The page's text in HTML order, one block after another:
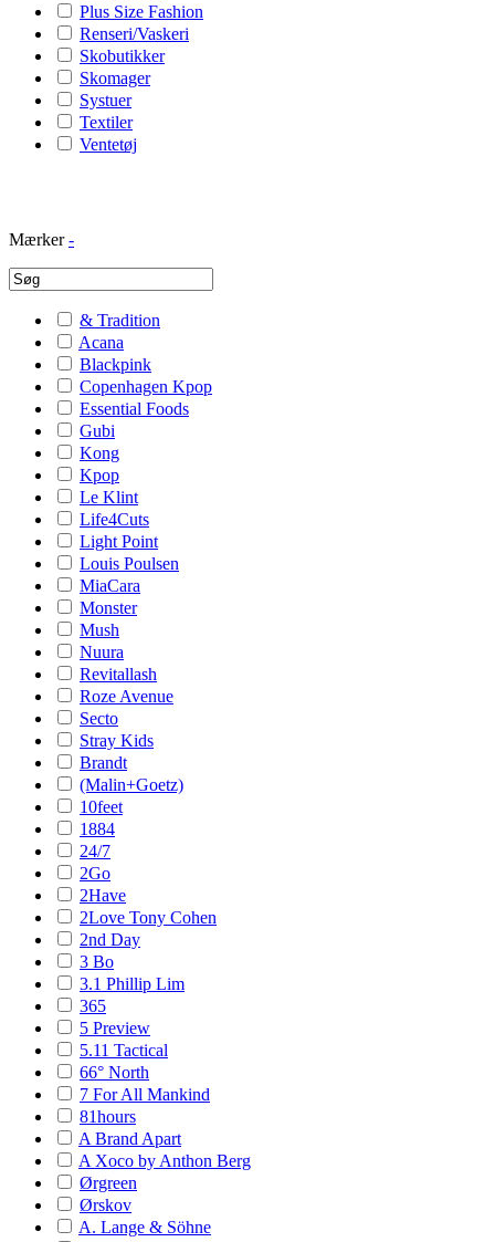
Plus Size Fashion
Renseri/Vaskeri
Skobutikker
Skomager
Systuer
Textiler
Ventetøj
Mærker -
& Tradition
Acana
Blackpink
Copenhagen Kpop
Essential Foods
Gubi
Kong
Kpop
Le Klint
Life4Cuts
Light Point
Louis Poulsen
MiaCara
Monster
Mush
Nuura
Revitallash
Roze Avenue
Secto
Stray Kids
Brandt
(Malin+Goetz)
10feet
1884
24/7
2Go
2Have
2Love Tony Cohen
2nd Day
3 Bo
3.1 Phillip Lim
365
5 Preview
5.11 Tactical
66° North
7 For All Mankind
81hours
A Brand Apart
A Xoco by Anthon Berg
Ørgreen
Ørskov
A. Lange & Söhne